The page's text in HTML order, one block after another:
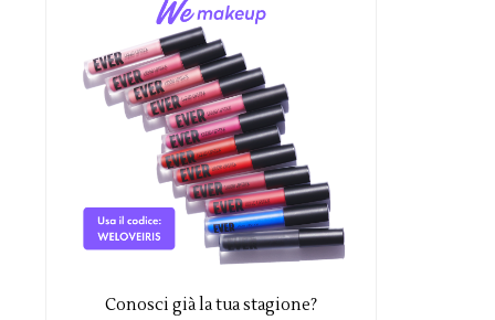
Conosci già la tua stagione?